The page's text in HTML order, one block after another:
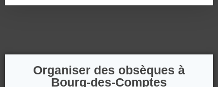
Organiser des obsèques à
Bourg-des-Comptes